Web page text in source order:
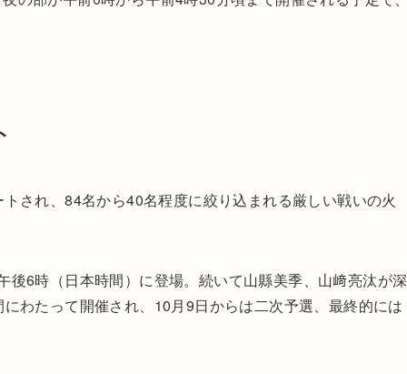
され、84名から40名程度に絞り込まれる厳しい戦いの火
6時（日本時間）に登場。続いて山縣美季、山﨑亮汰が深
わたって開催され、10月9日からは二次予選、最終的には